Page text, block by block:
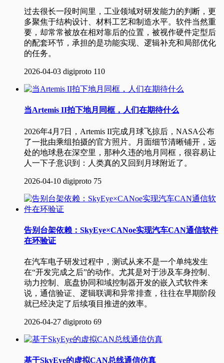
过去很长一段时间里，工业领域对研发能力的判断，更
多聚焦于结构设计、材料工艺和制造水平。软件当然重
要，却常常被放在相对靠后的位置，被视作硬件定型后
的配套环节，承担的是功能实现、逻辑补充和局部优化
的任务。
2026-04-03 digiproto 110
当Artemis II拍下地月同框，人们在期待什么
2026年4月7日，Artemis II完成月球飞掠后，NASA公布
了一批由乘组拍摄的官方照片。月面细节清晰铺开，远
处的地球悬在深空里，那种久违的地月同框，很容易让
人一下子意识到：人类真的又回到月球附近了。
2026-04-10 digiproto 75
告别台架依赖：SkyEye×CANoe实现汽车CAN通信软件
在环验证
在汽车电子研发过程中，测试从来不是一个单纯发生
在“开发完成之后”的动作。尤其是对于涉及车身控制、
动力控制、底盘协同和域控制器开发的嵌入式软件来
说，通信验证、逻辑联调和异常排查，往往在早期阶段
就已经决定了后续项目推进的效率。
2026-04-27 digiproto 69
基于SkyEye的虚拟CAN总线通信仿真